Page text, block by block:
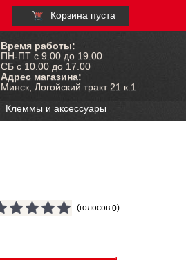
Корзина пуста
Время работы:
ПН-ПТ с 9.00 до 19.00
СБ с 10.00 до 17.00
Адрес магазина:
Минск, Логойский тракт 21 к.1
Клеммы и аксессуары
(голосов 0)